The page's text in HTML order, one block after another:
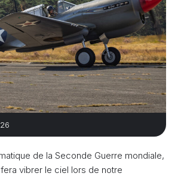
de la Seconde Guerre mondiale,
fera vibrer le ciel lors de notre